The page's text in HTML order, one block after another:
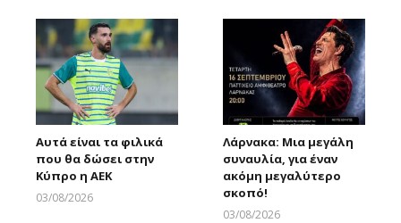
Αυτά είναι τα φιλικά
που θα δώσει στην
Κύπρο η ΑΕΚ
03/08/2026
Λάρνακα: Μια μεγάλη
συναυλία, για έναν
ακόμη μεγαλύτερο
σκοπό!
03/08/2026